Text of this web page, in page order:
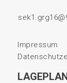
Impressum